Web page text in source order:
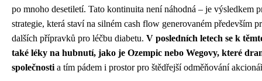
po mnoho desetiletí. Tato kontinuita není náhodná – je výsledkem
strategie, která staví na silném cash flow generovaném především
dalších přípravků pro léčbu diabetu. V posledních letech se k
také léky na hubnutí, jako je Ozempic nebo Wegovy, které
společnosti a tím pádem i prostor pro štědřejší odměňování